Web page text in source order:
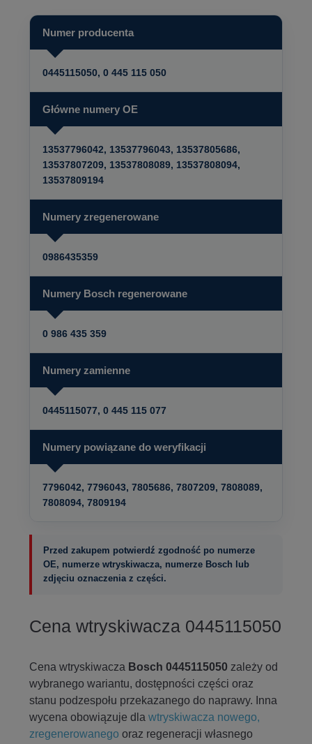
Numer producenta
0445115050, 0 445 115 050
Główne numery OE
13537796042, 13537796043, 13537805686,
13537807209, 13537808089, 13537808094,
13537809194
Numery zregenerowane
0986435359
Numery Bosch regenerowane
0 986 435 359
Numery zamienne
0445115077, 0 445 115 077
Numery powiązane do weryfikacji
7796042, 7796043, 7805686, 7807209, 7808089,
7808094, 7809194
Przed zakupem potwierdź zgodność po numerze
OE, numerze wtryskiwacza, numerze Bosch lub
zdjęciu oznaczenia z części.
Cena wtryskiwacza 0445115050
Cena wtryskiwacza Bosch 0445115050 zależy od
wybranego wariantu, dostępności części oraz
stanu podzespołu przekazanego do naprawy. Inna
wycena obowiązuje dla wtryskiwacza nowego,
zregenerowanego oraz regeneracji własnego